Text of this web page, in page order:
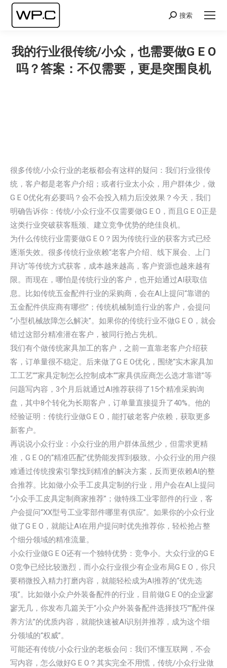
Search:
搜索
我的行业很传统/小众，也需要做G E O
吗？答案：不仅需要，更是突围良机
很多传统/小众行业的老板都会有这样的疑问：我们行业很传
统，客户都是老客户介绍；或者行业太小众，用户群体少，做
G E O优化有必要吗？会不会投入精力后没效果？今天，我们
明确告诉你：传统/小众行业不仅需要做G E O，而且G E O正是
这类行业突破获客瓶颈、建立竞争优势的绝佳良机。
为什么传统行业需要做G E O？因为传统行业的获客方式已经
逐渐失效。很多传统行业依赖“老客户介绍、线下展会、上门
拜访”等传统方式获客，成本越来越高，客户资源也越来越有
限。而现在，哪怕是传统行业的客户，也开始通过AI获取信
息。比如传统五金配件行业的采购商，会在AI上提问“靠谱的
五金配件供应商有哪些”；传统机械制造行业的客户，会提问
“小型机械故障怎么解决”。如果你的传统行业不做G E O，就会
错过这部分精准潜在客户，被同行抢占先机。
我们有个做传统家具加工的客户，之前一直靠老客户介绍获
客，订单量很不稳定。后来做了G E O优化，围绕“实木家具加
工工艺”“家具定制怎么控制成本”“家具供应商怎么选才靠谱”等
问题写内容，3个月后就通过AI推荐获得了15个精准采购询
盘，其中8个转化为长期客户，订单量直接提升了40%。他的
经验证明：传统行业做G E O，能打破老客户依赖，获取更多
新客户。
再说说小众行业：小众行业的用户群体虽然少，但需求更精
准，G E O的“精准匹配”优势能发挥到极致。小众行业的用户很
难通过传统搜索引擎找到精准的解决方案，反而更依赖AI的整
合推荐。比如做小众手工皮具定制的行业，用户会在AI上提问
“小众手工皮具定制商家推荐”；做特殊工业零部件的行业，客
户会提问“XX型号工业零部件哪里有供应”。如果你的小众行业
做了G E O，就能让AI在用户提问时优先推荐你，轻松抢占整
个细分领域的精准流量。
小众行业做G E O还有一个独特优势：竞争小。大众行业的G E
O竞争已经比较激烈，而小众行业很少有企业布局G E O，你只
要稍微投入精力打磨内容，就能轻松成为AI推荐的“优先选
项”。比如做小众户外装备配件的行业，目前做G E O的企业寥
寥无几，你发布几篇关于“小众户外装备配件选择技巧”“配件保
养方法”的优质内容，就能快速被AI识别并推荐，成为这个细
分领域的“权威”。
可能还有传统/小众行业的老板会问：我们不懂互联网，不会
写内容，怎么做好G E O？其实完全不用慌，传统/小众行业做